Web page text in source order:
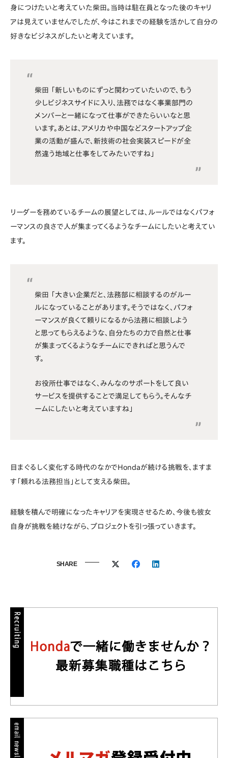
SHARE
身につけたいと考えていた柴田。当時は駐在員となった後のキャリ
アは見えていませんでしたが、今はこれまでの経験を活かして自分の
好きなビジネスがしたいと考えています。
柴田 「新しいものにずっと関わっていたいので、もう
少しビジネスサイドに入り、法務ではなく事業部門の
メンバーと一緒になって仕事ができたらいいなと思
います。あとは、アメリカや中国などスタートアップ企
業の活動が盛んで、新技術の社会実装スピードが全
然違う地域と仕事をしてみたいですね」
リーダーを務めているチームの展望としては、ルールではなくパフォ
ーマンスの良さで人が集まってくるようなチームにしたいと考えてい
ます。
柴田 「大きい企業だと、法務部に相談するのがルー
ルになっていることがあります。そうではなく、パフォ
ーマンスが良くて頼りになるから法務に相談しよう
と思ってもらえるような、自分たちの力で自然と仕事
が集まってくるようなチームにできればと思うんで
す。
お役所仕事ではなく、みんなのサポートをして良い
サービスを提供することで満足してもらう。そんなチ
ームにしたいと考えていますね」
目まぐるしく変化する時代のなかでHondaが続ける挑戦を、ますま
す「頼れる法務担当」として支える柴田。
経験を積んで明確になったキャリアを実現させるため、今後も彼女
自身が挑戦を続けながら、プロジェクトを引っ張っていきます。